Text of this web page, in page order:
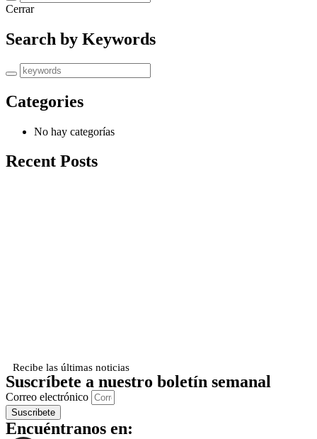
Cerrar
Search by Keywords
Categories
No hay categorías
Recent Posts
Recibe las últimas noticias
Suscríbete a nuestro boletín semanal
Correo electrónico
Suscribete
Encuéntranos en: